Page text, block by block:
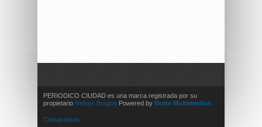
PERIODICO CIUDAD es una marca registrada por su
propietario Nelson Burgos Powered by Norte Multimedios
Contactános